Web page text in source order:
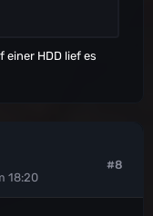
einer HDD lief es
18:20
#8